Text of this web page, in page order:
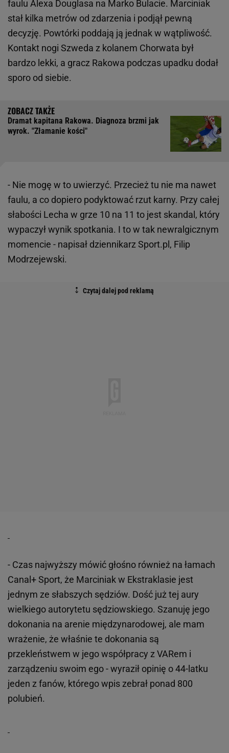
faulu Alexa Douglasa na Marko Bulacie. Marciniak
stał kilka metrów od zdarzenia i podjął pewną
decyzję. Powtórki poddają ją jednak w wątpliwość.
Kontakt nogi Szweda z kolanem Chorwata był
bardzo lekki, a gracz Rakowa podczas upadku dodał
sporo od siebie.
Dramat kapitana Rakowa. Diagnoza brzmi jak
wyrok. "Złamanie kości"
- Nie mogę w to uwierzyć. Przecież tu nie ma nawet
faulu, a co dopiero podyktować rzut karny. Przy całej
słabości Lecha w grze 10 na 11 to jest skandal, który
wypaczył wynik spotkania. I to w tak newralgicznym
momencie - napisał dziennikarz Sport.pl, Filip
Modrzejewski.
- Czas najwyższy mówić głośno również na łamach
Canal+ Sport, że Marciniak w Ekstraklasie jest
jednym ze słabszych sędziów. Dość już tej aury
wielkiego autorytetu sędziowskiego. Szanuję jego
dokonania na arenie międzynarodowej, ale mam
wrażenie, że właśnie te dokonania są
przekleństwem w jego współpracy z VARem i
zarządzeniu swoim ego - wyraził opinię o 44-latku
jeden z fanów, którego wpis zebrał ponad 800
polubień.